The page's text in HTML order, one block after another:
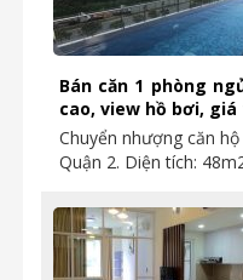
Bán căn 1 phòng
cao, view hồ bơi, giá
Chuyển nhượng căn
Quận 2. Diện tích: